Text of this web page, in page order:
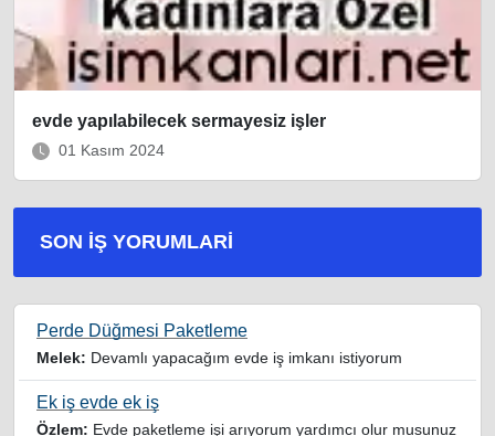
evde yapılabilecek sermayesiz işler
01 Kasım 2024
SON İŞ YORUMLARI
Perde Düğmesi Paketleme
Melek: Devamlı yapacağım evde iş imkanı istiyorum
Ek iş evde ek iş
Özlem: Evde paketleme işi arıyorum yardımcı olur musunuz